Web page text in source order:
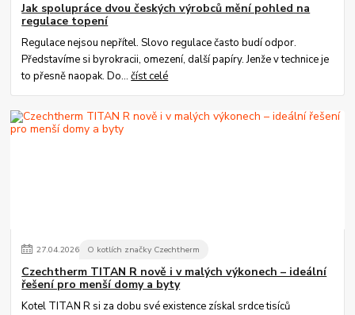
Jak spolupráce dvou českých výrobců mění pohled na
regulace topení
Regulace nejsou nepřítel. Slovo regulace často budí odpor.
Představíme si byrokracii, omezení, další papíry. Jenže v technice je
to přesně naopak. Do...číst celé
27.04.2026 O kotlích značky Czechtherm
Czechtherm TITAN R nově i v malých výkonech – ideální
řešení pro menší domy a byty
Kotel TITAN R si za dobu své existence získal srdce tisíců